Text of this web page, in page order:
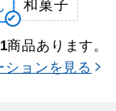
商品あります。
ョンを見る